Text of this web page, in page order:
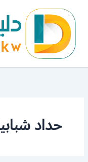
المحتوى
حداد